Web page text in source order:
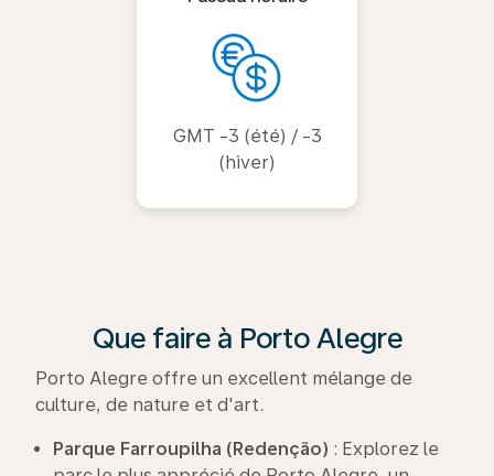
GMT -3 (été) / -3
(hiver)
Que faire à Porto Alegre
Porto Alegre offre un excellent mélange de
culture, de nature et d'art.
Parque Farroupilha (Redenção) : Explorez le